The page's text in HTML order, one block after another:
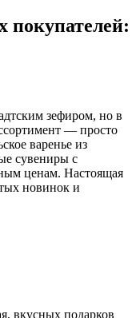
зефиром, но в
— просто
варенье из
сувениры с
ценам. Настоящая
новинок и
вкусных подарков